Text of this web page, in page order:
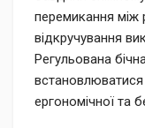
перемикання між
відкручування
Регульована
ергономічної та